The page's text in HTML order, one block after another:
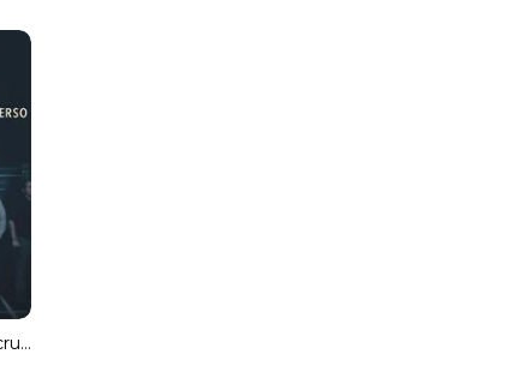
Extremadamente cruel, malvado y perverso (MKV) (Dual) Torrent